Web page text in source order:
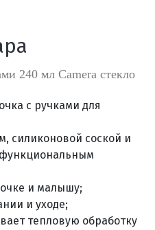
выбор
240 мл Camera стекло
с ручками для
силиконовой соской и
и малышу;
и уходе;
тепловую обработку